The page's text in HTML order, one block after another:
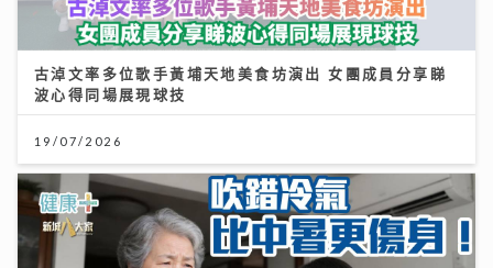
古淖文率多位歌手黃埔天地美食坊演出 女團成員分享睇
波心得同場展現球技
19/07/2026